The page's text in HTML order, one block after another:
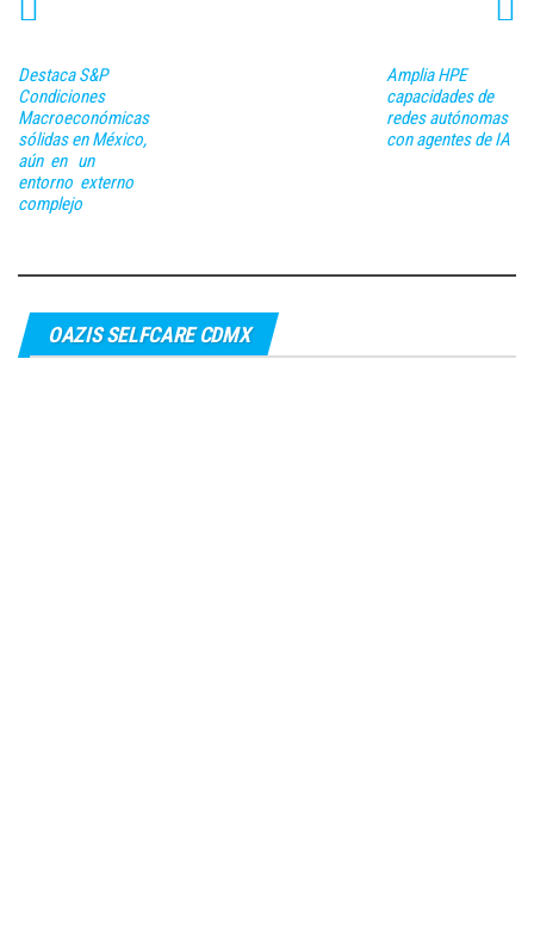
Destaca S&P
Condiciones
Macroeconómicas
sólidas en México,
aún en un
entorno externo
complejo
Amplia HPE
capacidades de
redes autónomas
con agentes de IA
OAZIS SELFCARE CDMX